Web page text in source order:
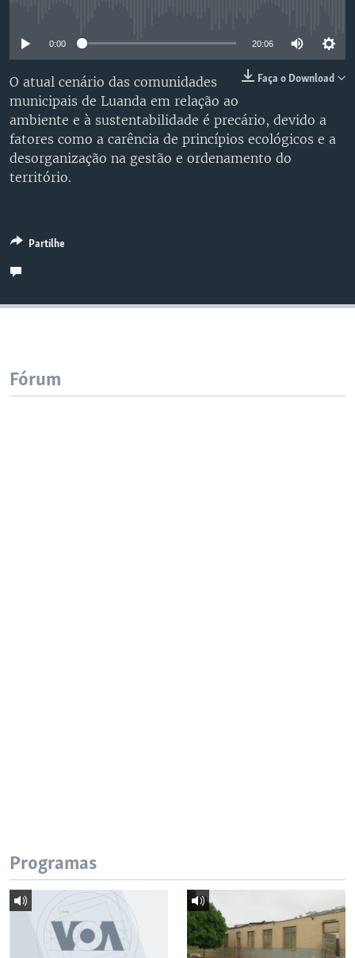
0:00 20:06
Faça o Download
O atual cenário das comunidades
municipais de Luanda em relação ao
ambiente e à sustentabilidade é precário, devido a
fatores como a carência de princípios ecológicos e a
desorganização na gestão e ordenamento do
território.
Partilhe
Fórum
Programas